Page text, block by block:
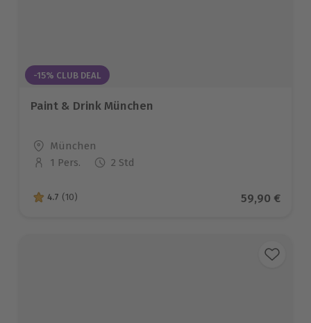
-15% CLUB DEAL
Paint & Drink München
Standort
München
Anzahl der Teilnehmer
1 Pers. 2 Std
4.7 von 5 Sternen basierend auf 10 Bewertungen
4.7 (10) Aktueller
59,90 €